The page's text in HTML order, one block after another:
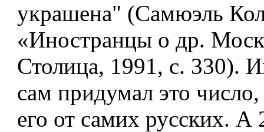
украшена" (Самюэль
«Иностранцы о др.
Столица, 1991, с. 330).
сам придумал это
его от самих русских. А